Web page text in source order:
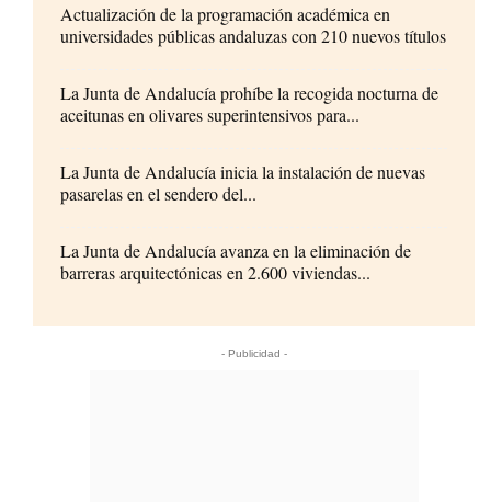
Actualización de la programación académica en
universidades públicas andaluzas con 210 nuevos títulos
La Junta de Andalucía prohíbe la recogida nocturna de
aceitunas en olivares superintensivos para...
La Junta de Andalucía inicia la instalación de nuevas
pasarelas en el sendero del...
La Junta de Andalucía avanza en la eliminación de
barreras arquitectónicas en 2.600 viviendas...
- Publicidad -